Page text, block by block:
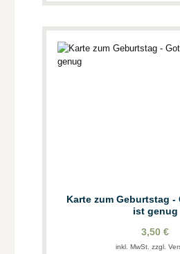
Karte zum Geburtstag -
ist genug
3,50 €
inkl. MwSt. zzgl.